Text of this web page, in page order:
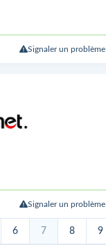
Signaler un problème
Signaler un problème
6 7 8 9